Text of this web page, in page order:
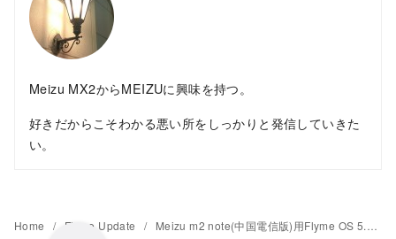
Meizu MX2からMEIZUに興味を持つ。
好きだからこそわかる悪い所をしっかりと発信していきた
い。
Home Flyme Update Meizu m2 note(中国電信版)用Flyme OS 5.6.3.8 betaがリリース